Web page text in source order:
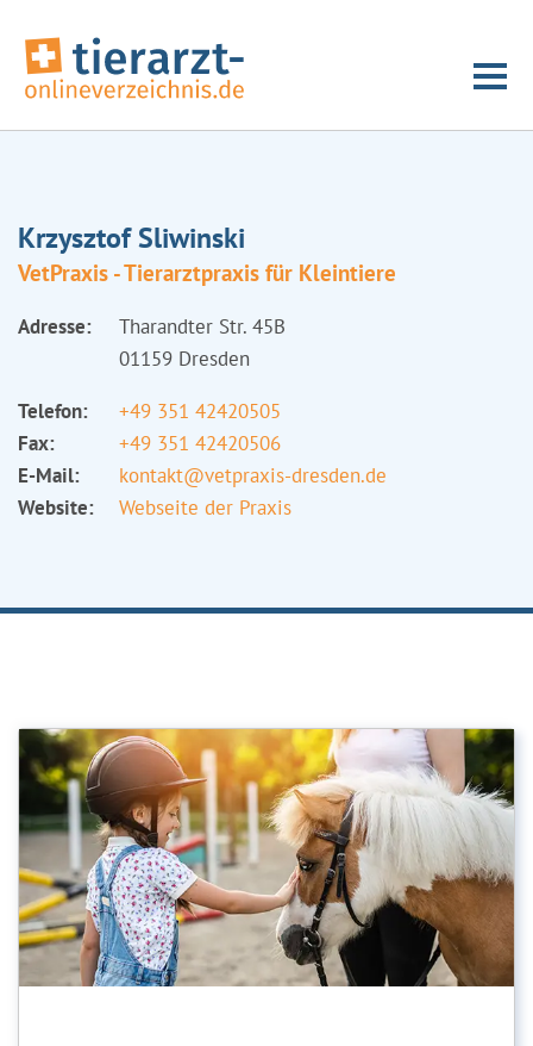
Krzysztof Sliwinski
VetPraxis - Tierarztpraxis für Kleintiere
Adresse:
Tharandter Str. 45B
01159 Dresden
Telefon:
+49 351 42420505
Fax:
+49 351 42420506
E-Mail:
kontakt@vetpraxis-dresden.de
Website:
Webseite der Praxis